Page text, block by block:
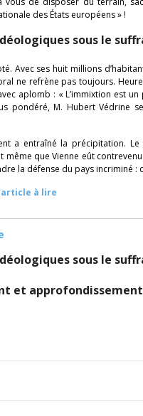
des États européens » !
sous le
Avec ses huit millions
ne refrène pas toujours.
aplomb : « L’immixtion est
pondéré, M. Hubert Védrine
a entraîné la précipitation.
même que Vienne eût
la défense du pays incriminé
à lire
sous le
et